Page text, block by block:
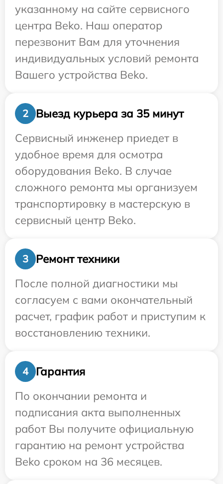
указанному на сайте сервисного
центра Beko. Наш оператор
перезвонит Вам для уточнения
индивидуальных условий ремонта
Вашего устройства Beko.
2
Выезд курьера за 35 минут
Сервисный инженер приедет в
удобное время для осмотра
оборудования Beko. В случае
сложного ремонта мы организуем
транспортировку в мастерскую в
сервисный центр Beko.
3
Ремонт техники
После полной диагностики мы
согласуем с вами окончательный
расчет, график работ и приступим к
восстановлению техники.
4
Гарантия
По окончании ремонта и
подписания акта выполненных
работ Вы получите официальную
гарантию на ремонт устройства
Beko сроком на 36 месяцев.